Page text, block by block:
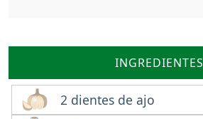
INGREDIENTES
2 dientes de ajo